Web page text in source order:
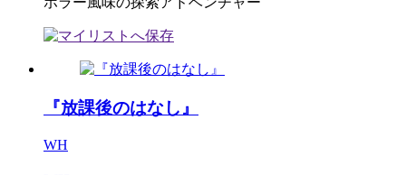
『放課後のはなし』
WH